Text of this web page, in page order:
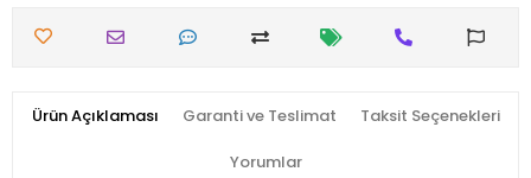
Ürün Açıklaması Garanti ve Teslimat Taksit Seçenekleri
Yorumlar